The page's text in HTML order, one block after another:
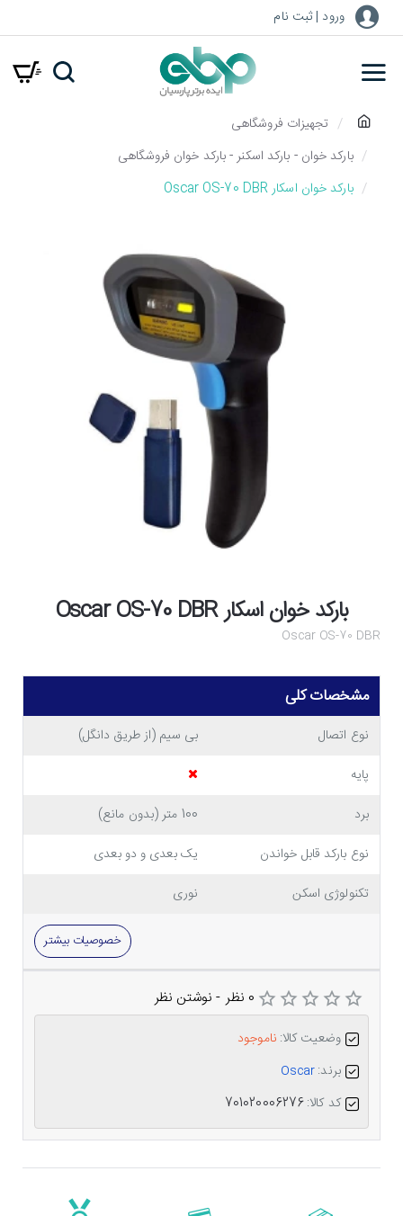
ورود | ثبت نام
o
m
تجهیزات فروشگاهی
بارکد خوان - بارکد اسکنر - بارکد خوان فروشگاهی
بارکد خوان اسکار Oscar OS-70 DBR
بارکد خوان اسکار Oscar OS-70 DBR
Oscar OS-70 DBR
مشخصات کلی
نوع اتصال
بی سیم (از طریق دانگل)
پایه
برد
100 متر (بدون مانع)
نوع بارکد قابل خواندن
یک بعدی و دو بعدی
تکنولوژی اسکن
نوری
خصوصیات بیشتر
وضعیت کالا: ناموجود
برند:Oscar
کد کالا:701020006276
0 نظر - نوشتن نظر